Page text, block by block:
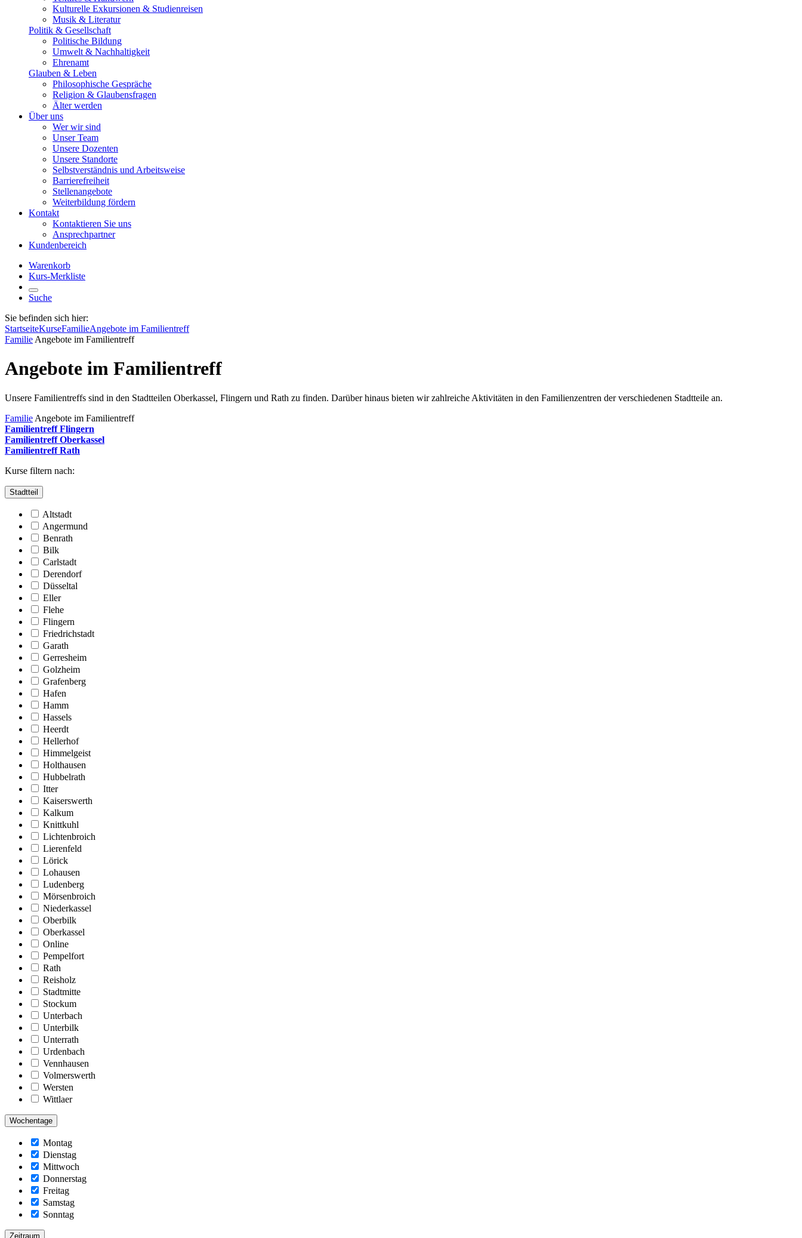
Kulturelle Exkursionen & Studienreisen
Musik & Literatur
Politik & Gesellschaft
Politische Bildung
Umwelt & Nachhaltigkeit
Ehrenamt
Glauben & Leben
Philosophische Gespräche
Religion & Glaubensfragen
Älter werden
Über uns
Wer wir sind
Unser Team
Unsere Dozenten
Unsere Standorte
Selbstverständnis und Arbeitsweise
Barrierefreiheit
Stellenangebote
Weiterbildung fördern
Kontakt
Kontaktieren Sie uns
Ansprechpartner
Kundenbereich
Warenkorb
Kurs-Merkliste
Suche
Sie befinden sich hier:
StartseiteKurseFamilieAngebote im Familientreff
Familie Angebote im Familientreff
Angebote im Familientreff
Unsere Familientreffs sind in den Stadtteilen Oberkassel, Flingern und Rath zu finden. Darüber hinaus bieten wir zahlreiche Aktivitäten in den Familienzentren der verschiedenen Stadtteile an.
Familie Angebote im Familientreff
Familientreff Flingern
Familientreff Oberkassel
Familientreff Rath
Kurse filtern nach:
Stadtteil
Altstadt
Angermund
Benrath
Bilk
Carlstadt
Derendorf
Düsseltal
Eller
Flehe
Flingern
Friedrichstadt
Garath
Gerresheim
Golzheim
Grafenberg
Hafen
Hamm
Hassels
Heerdt
Hellerhof
Himmelgeist
Holthausen
Hubbelrath
Itter
Kaiserswerth
Kalkum
Knittkuhl
Lichtenbroich
Lierenfeld
Lörick
Lohausen
Ludenberg
Mörsenbroich
Niederkassel
Oberbilk
Oberkassel
Online
Pempelfort
Rath
Reisholz
Stadtmitte
Stockum
Unterbach
Unterbilk
Unterrath
Urdenbach
Vennhausen
Volmerswerth
Wersten
Wittlaer
Wochentage
Montag
Dienstag
Mittwoch
Donnerstag
Freitag
Samstag
Sonntag
Zeitraum